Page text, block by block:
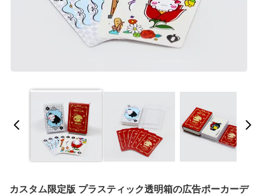
カスタム限定版 プラスティック透明箱の広告ポーカーデ